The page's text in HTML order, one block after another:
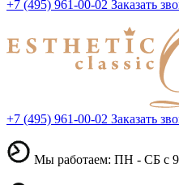
+7 (495) 961-00-02 Заказать
+7 (495) 961-00-02 Заказать
Мы работаем: ПН - СБ с